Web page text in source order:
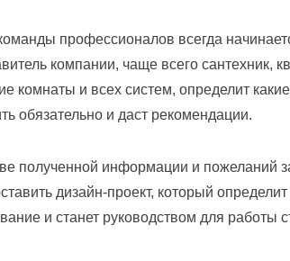
профессионалов всегда
компании, чаще всего сантехник,
комнаты и всех систем, определит
обязательно и даст рекомендации.
полученной информации и пожеланий
дизайн-проект, который
и станет руководством для работы